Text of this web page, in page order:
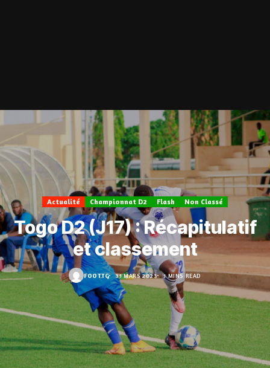
Actualité Championnat D2 Flash Non Classé
Togo D2 (J17) : Récapitulatif
et classement
FOOT.TG 31 MARS 2023 1 MINS READ